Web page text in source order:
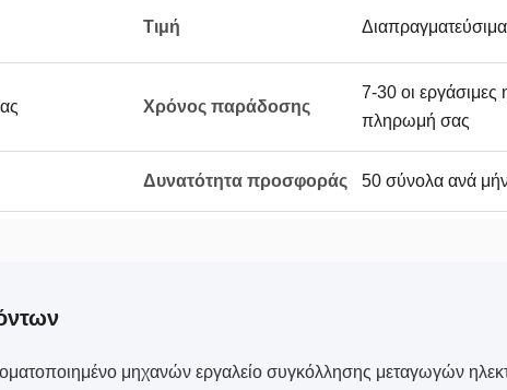
Τιμή Διαπραγματεύσιμα
Χρόνος παράδοσης
7-30 οι εργάσιμες
πληρωμή σας
Δυνατότητα προσφοράς 50 σύνολα ανά
μηχανών εργαλείο συγκόλλησης μεταγωγών